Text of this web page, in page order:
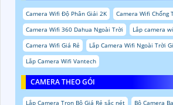
Camera Wifi Độ Phân Giải 2K
Camera Wifi Chống
Camera Wifi 360 Dahua Ngoài Trời
Lắp camera
Camera Wifi Giá Rẻ
Lắp Camera Wifi Ngoài Trời
Lắp Camera Wifi Vantech
CAMERA THEO GÓI
Lắp Camera Trọn Bộ Giá Rẻ sắc nét
Bộ Camera